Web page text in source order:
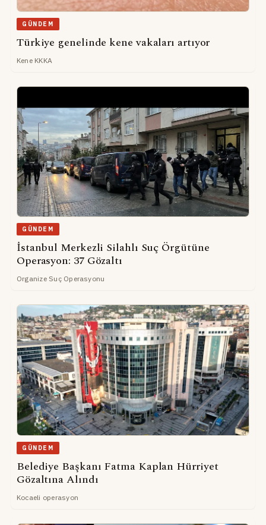
GÜNDEM
Türkiye genelinde kene vakaları artıyor
Kene KKKA
GÜNDEM
İstanbul Merkezli Silahlı Suç Örgütüne
Operasyon: 37 Gözaltı
Organize Suç Operasyonu
GÜNDEM
Belediye Başkanı Fatma Kaplan Hürriyet
Gözaltına Alındı
Kocaeli operasyon